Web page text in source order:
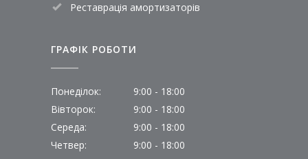
Реставрація амортизаторів
ГРАФІК РОБОТИ
Понеділок:
9:00 - 18:00
Вівторок:
9:00 - 18:00
Середа:
9:00 - 18:00
Четвер:
9:00 - 18:00